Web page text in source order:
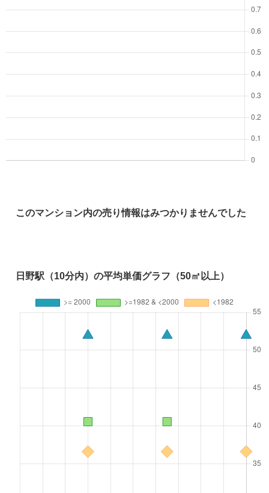
このマンション内の売り情報はみつかりませんでした
日野駅（10分内）の平均単価グラフ（50㎡以上）